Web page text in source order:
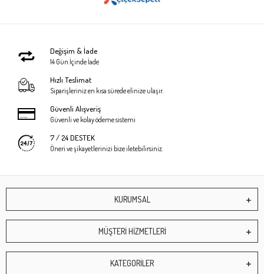
Değişim & İade
14 Gün İçinde İade
Hızlı Teslimat
Siparişleriniz en kısa sürede elinize ulaşır.
Güvenli Alışveriş
Güvenli ve kolay ödeme sistemi
7 / 24 DESTEK
Öneri ve şikayetlerinizi bize iletebilirsiniz.
KURUMSAL
MÜŞTERİ HİZMETLERİ
KATEGORİLER